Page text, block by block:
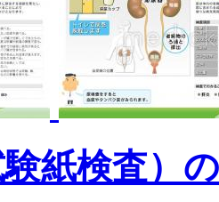
紙検査）